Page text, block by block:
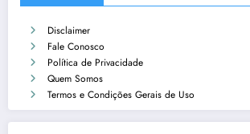
Disclaimer
Fale Conosco
Política de Privacidade
Quem Somos
Termos e Condições Gerais de Uso